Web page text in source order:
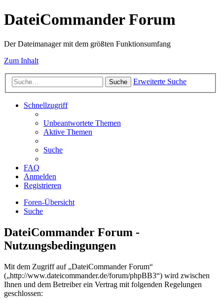
DateiCommander Forum
Der Dateimanager mit dem größten Funktionsumfang
Zum Inhalt
Suche Erweiterte Suche
Schnellzugriff
Unbeantwortete Themen
Aktive Themen
Suche
FAQ
Anmelden
Registrieren
Foren-Übersicht
Suche
DateiCommander Forum -
Nutzungsbedingungen
Mit dem Zugriff auf „DateiCommander Forum“
(„http://www.dateicommander.de/forum/phpBB3“) wird zwischen
Ihnen und dem Betreiber ein Vertrag mit folgenden Regelungen
geschlossen: